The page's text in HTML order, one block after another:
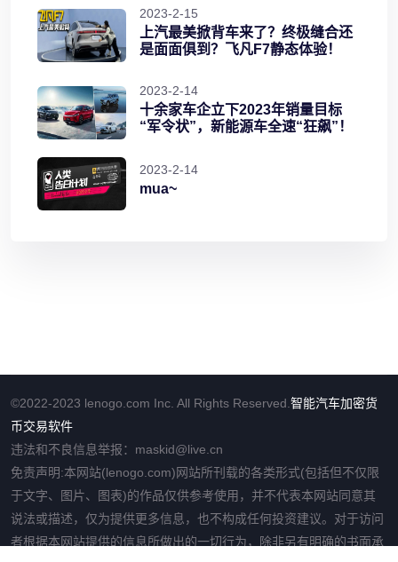
2023-2-15
上汽最美掀背车来了？终极缝合还
是面面俱到？飞凡F7静态体验！
2023-2-14
十余家车企立下2023年销量目标
“军令状”，新能源车全速“狂飙”！
2023-2-14
mua~
©2022-2023 lenogo.com Inc. All Rights Reserved. 智能汽车加密货
币交易软件
违法和不良信息举报：maskid@live.cn
免责声明:本网站(lenogo.com)网站所刊载的各类形式(包括但不仅限
于文字、图片、图表)的作品仅供参考使用，并不代表本网站同意其
说法或描述，仅为提供更多信息，也不构成任何投资建议。对于访问
者根据本网站提供的信息所做出的一切行为，除非另有明确的书面承